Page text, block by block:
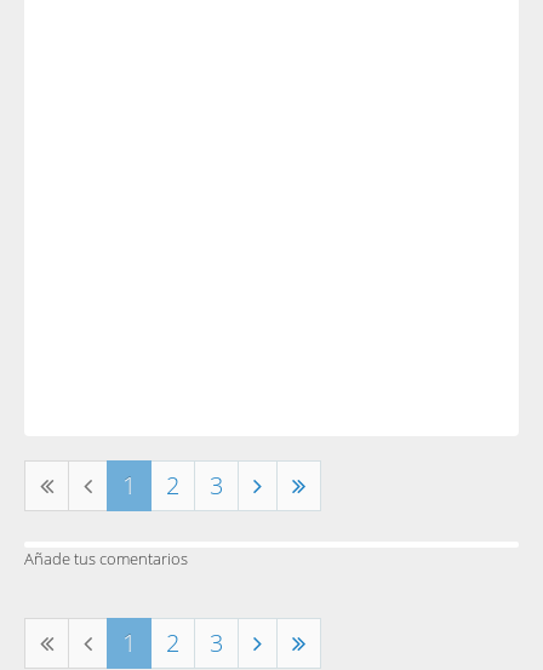
1 2 3
Añade tus comentarios
1 2 3